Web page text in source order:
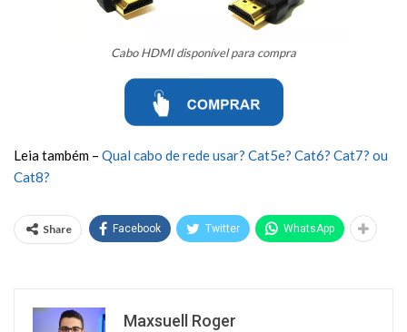
Cabo HDMI disponível para compra
Leia também – Qual cabo de rede usar? Cat5e? Cat6? Cat7? ou
Cat8?
Share Facebook Twitter WhatsApp
Maxsuell Roger